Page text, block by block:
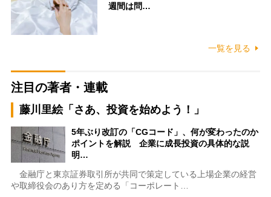
週間は問…
一覧を見る
注目の著者・連載
藤川里絵「さあ、投資を始めよう！」
5年ぶり改訂の「CGコード」、何が変わったのか
ポイントを解説 企業に成長投資の具体的な説
明…
金融庁と東京証券取引所が共同で策定している上場企業の経営
や取締役会のあり方を定める「コーポレート…